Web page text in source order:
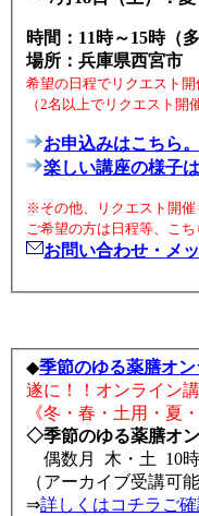
時間：11時～15時（
場所：兵庫県西宮市
希望の日程でリクエスト
（2名以上でリクエスト開
お申込みはこちら。
楽しい講座の様子は
※その他、リクエスト開催
ご希望の方は日程等、こち
お問い合わせ・メ
◆季節のゆる薬膳オ
遂に！！オンライン
《冬・春・土用・夏
◇季節のゆる薬膳オ
偶数月 木・土 10時
（アーカイブ受講可能
⇒詳しくはコチラご